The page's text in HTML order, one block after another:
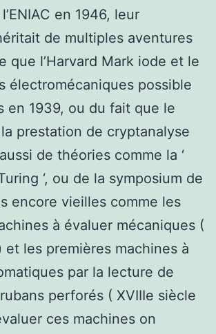
en 1946, leur
de multiples aventures
que l’Harvard Mark iode et le
électromécaniques possible
en 1939, ou du fait que le
prestation de cryptanalyse
de théories comme la ‘
‘, ou de la symposium de
encore vieilles comme les
à évaluer mécaniques (
et les premières machines à
par la lecture de
perforés ( XVIIIe siècle
ces machines on